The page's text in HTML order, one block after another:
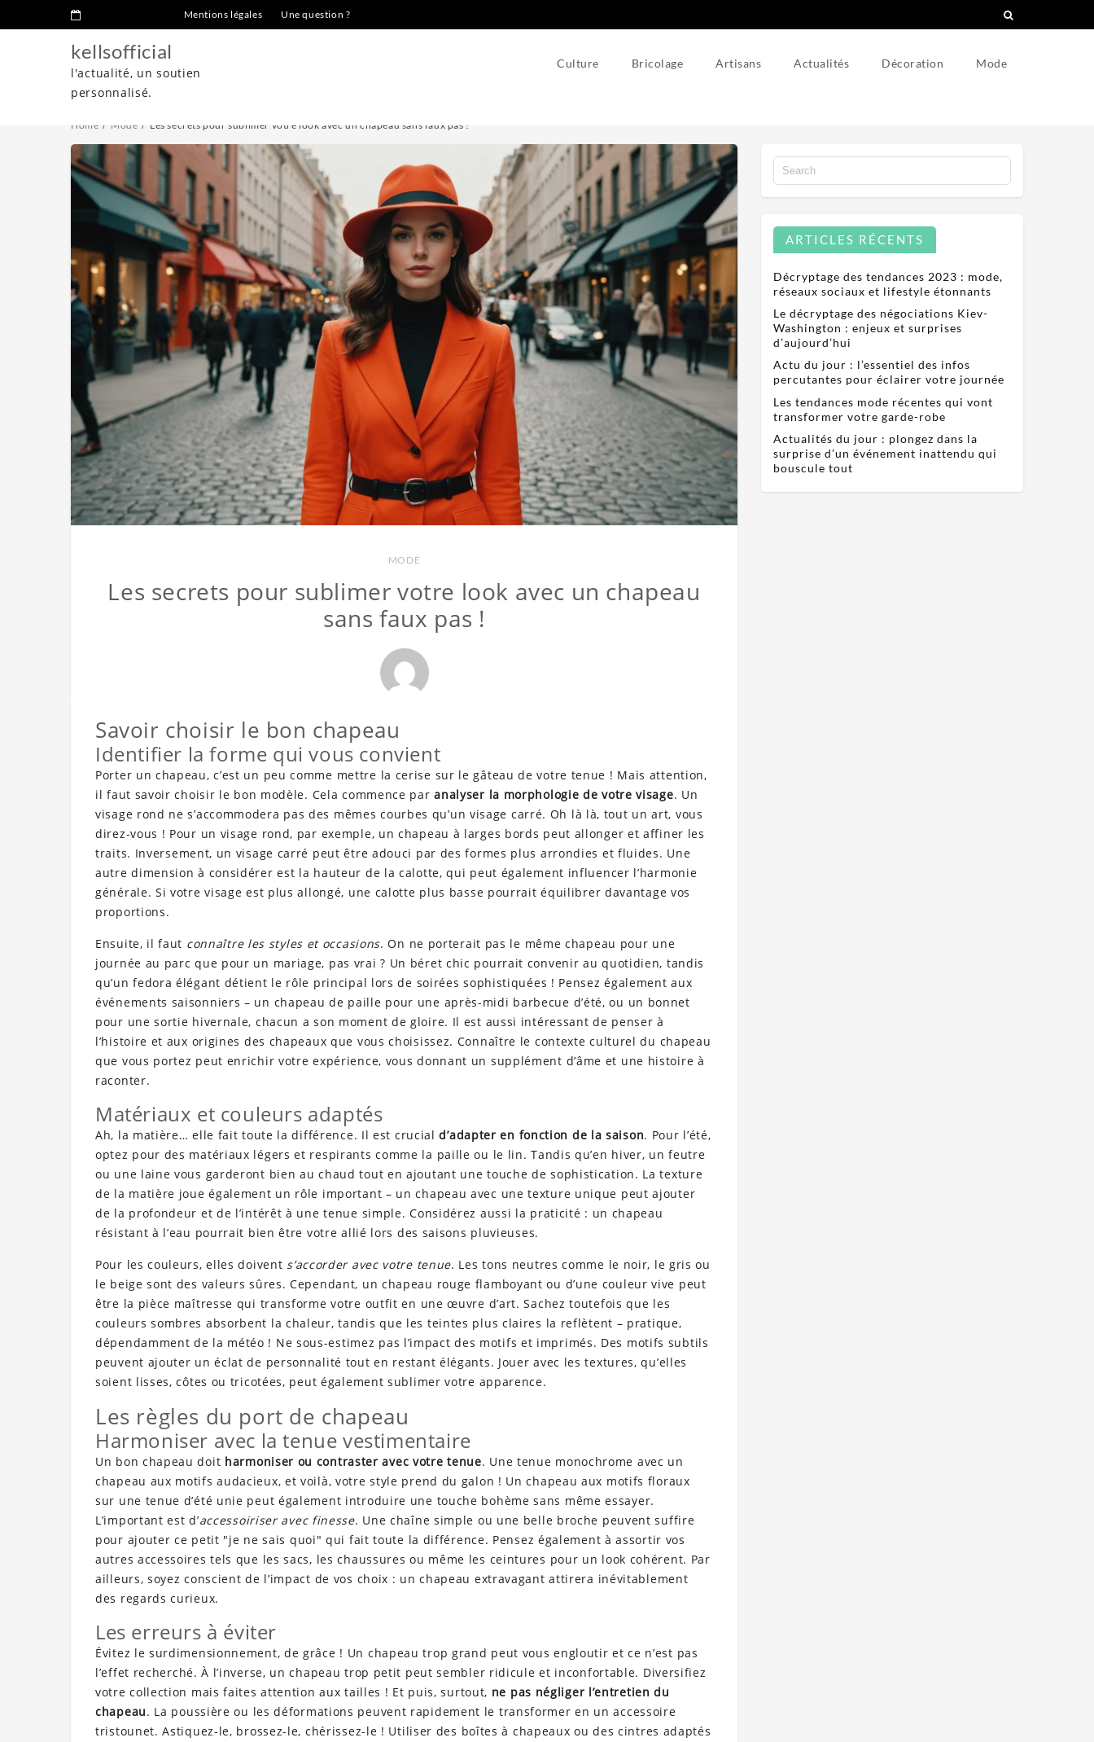
Mentions légales Une question ?
kellsofficial
l'actualité, un soutien
personnalisé.
Culture Bricolage Artisans Actualités Décoration Mode
Home Mode Les secrets pour sublimer votre look avec un chapeau sans faux pas !
MODE
Les secrets pour sublimer votre look avec un chapeau
sans faux pas !
Savoir choisir le bon chapeau
Identifier la forme qui vous convient
Porter un chapeau, c’est un peu comme mettre la cerise sur le gâteau de votre tenue ! Mais attention,
il faut savoir choisir le bon modèle. Cela commence paranalyser la morphologie de votre visage. Un
visage rond ne s’accommodera pas des mêmes courbes qu’un visage carré. Oh là là, tout un art, vous
direz-vous ! Pour un visage rond, par exemple, un chapeau à larges bords peut allonger et affiner les
traits. Inversement, un visage carré peut être adouci par des formes plus arrondies et fluides. Une
autre dimension à considérer est la hauteur de la calotte, qui peut également influencer l’harmonie
générale. Si votre visage est plus allongé, une calotte plus basse pourrait équilibrer davantage vos
proportions.
Ensuite, il faut connaître les styles et occasions. On ne porterait pas le même chapeau pour une
journée au parc que pour un mariage, pas vrai ? Un béret chic pourrait convenir au quotidien, tandis
qu’un fedora élégant détient le rôle principal lors de soirées sophistiquées ! Pensez également aux
événements saisonniers – un chapeau de paille pour une après-midi barbecue d’été, ou un bonnet
pour une sortie hivernale, chacun a son moment de gloire. Il est aussi intéressant de penser à
l’histoire et aux origines des chapeaux que vous choisissez. Connaître le contexte culturel du chapeau
que vous portez peut enrichir votre expérience, vous donnant un supplément d’âme et une histoire à
raconter.
Matériaux et couleurs adaptés
Ah, la matière… elle fait toute la différence. Il est cruciald’adapter en fonction de la saison. Pour l’été,
optez pour des matériaux légers et respirants comme la paille ou le lin. Tandis qu’en hiver, un feutre
ou une laine vous garderont bien au chaud tout en ajoutant une touche de sophistication. La texture
de la matière joue également un rôle important – un chapeau avec une texture unique peut ajouter
de la profondeur et de l’intérêt à une tenue simple. Considérez aussi la praticité : un chapeau
résistant à l’eau pourrait bien être votre allié lors des saisons pluvieuses.
Pour les couleurs, elles doivent s’accorder avec votre tenue. Les tons neutres comme le noir, le gris ou
le beige sont des valeurs sûres. Cependant, un chapeau rouge flamboyant ou d’une couleur vive peut
être la pièce maîtresse qui transforme votre outfit en une œuvre d’art. Sachez toutefois que les
couleurs sombres absorbent la chaleur, tandis que les teintes plus claires la reflètent – pratique,
dépendamment de la météo ! Ne sous-estimez pas l’impact des motifs et imprimés. Des motifs subtils
peuvent ajouter un éclat de personnalité tout en restant élégants. Jouer avec les textures, qu’elles
soient lisses, côtes ou tricotées, peut également sublimer votre apparence.
Les règles du port de chapeau
Harmoniser avec la tenue vestimentaire
Un bon chapeau doit harmoniser ou contraster avec votre tenue. Une tenue monochrome avec un
chapeau aux motifs audacieux, et voilà, votre style prend du galon ! Un chapeau aux motifs floraux
sur une tenue d’été unie peut également introduire une touche bohème sans même essayer.
L’important est d’accessoiriser avec finesse. Une chaîne simple ou une belle broche peuvent suffire
pour ajouter ce petit
je ne sais quoi
qui fait toute la différence. Pensez également à assortir vos
autres accessoires tels que les sacs, les chaussures ou même les ceintures pour un look cohérent. Par
ailleurs, soyez conscient de l’impact de vos choix : un chapeau extravagant attirera inévitablement
des regards curieux.
Les erreurs à éviter
Évitez le surdimensionnement, de grâce ! Un chapeau trop grand peut vous engloutir et ce n’est pas
l’effet recherché. À l’inverse, un chapeau trop petit peut sembler ridicule et inconfortable. Diversifiez
votre collection mais faites attention aux tailles ! Et puis, surtout, ne pas négliger l’entretien du
chapeau. La poussière ou les déformations peuvent rapidement le transformer en un accessoire
tristounet. Astiquez-le, brossez-le, chérissez-le ! Utiliser des boîtes à chapeaux ou des cintres adaptés
ARTICLES RÉCENTS
Décryptage des tendances 2023 : mode,
réseaux sociaux et lifestyle étonnants
Le décryptage des négociations Kiev-
Washington : enjeux et surprises
d’aujourd’hui
Actu du jour : l’essentiel des infos
percutantes pour éclairer votre journée
Les tendances mode récentes qui vont
transformer votre garde-robe
Actualités du jour : plongez dans la
surprise d’un événement inattendu qui
bouscule tout